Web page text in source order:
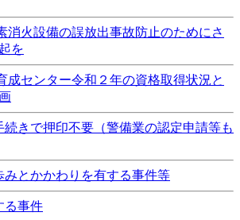
火設備の誤放出事故防止のためにさ
を
センター令和２年の資格取得状況と
きで押印不要（警備業の認定申請等も
とかかわりを有する事件等
事件